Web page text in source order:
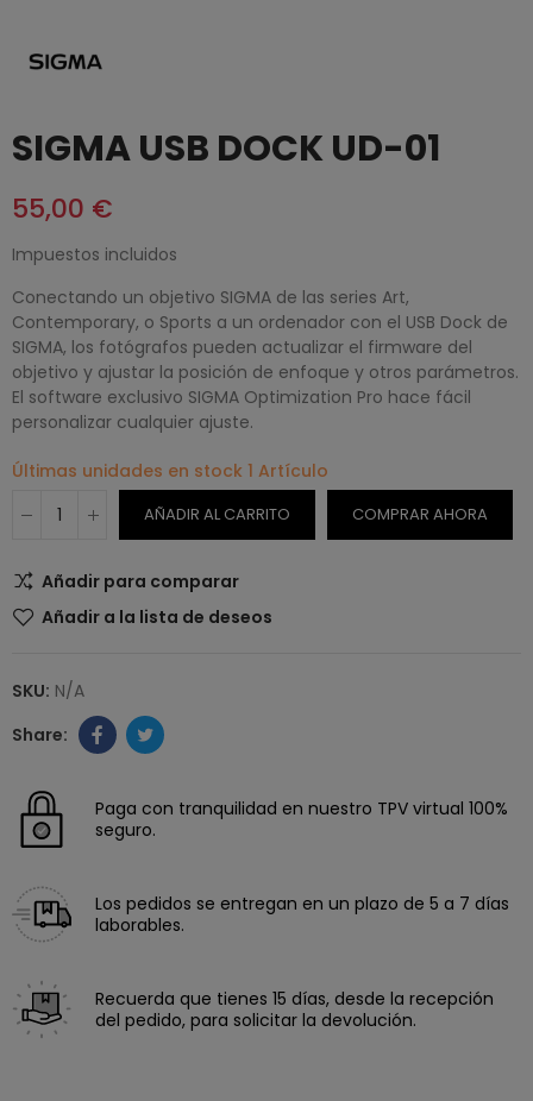
SIGMA USB DOCK UD-01
55,00 €
Impuestos incluidos
Conectando un objetivo SIGMA de las series Art,
Contemporary, o Sports a un ordenador con el USB Dock de
SIGMA, los fotógrafos pueden actualizar el firmware del
objetivo y ajustar la posición de enfoque y otros parámetros.
El software exclusivo SIGMA Optimization Pro hace fácil
personalizar cualquier ajuste.
Últimas unidades en stock 1 Artículo
AÑADIR AL CARRITO COMPRAR AHORA
Añadir para comparar
Añadir a la lista de deseos
SKU: N/A
Paga con tranquilidad en nuestro TPV virtual 100%
seguro.
Los pedidos se entregan en un plazo de 5 a 7 días
laborables.
Recuerda que tienes 15 días, desde la recepción
del pedido, para solicitar la devolución.